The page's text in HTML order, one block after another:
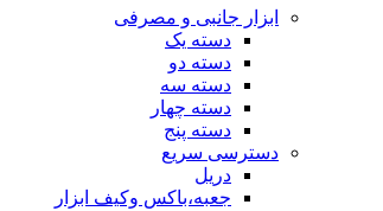
ابزار جانبی و مصرفی
دسته یک
دسته دو
دسته سه
دسته چهار
دسته پنج
دسترسی سریع
دریل
جعبه،باکس وکیف ابزار